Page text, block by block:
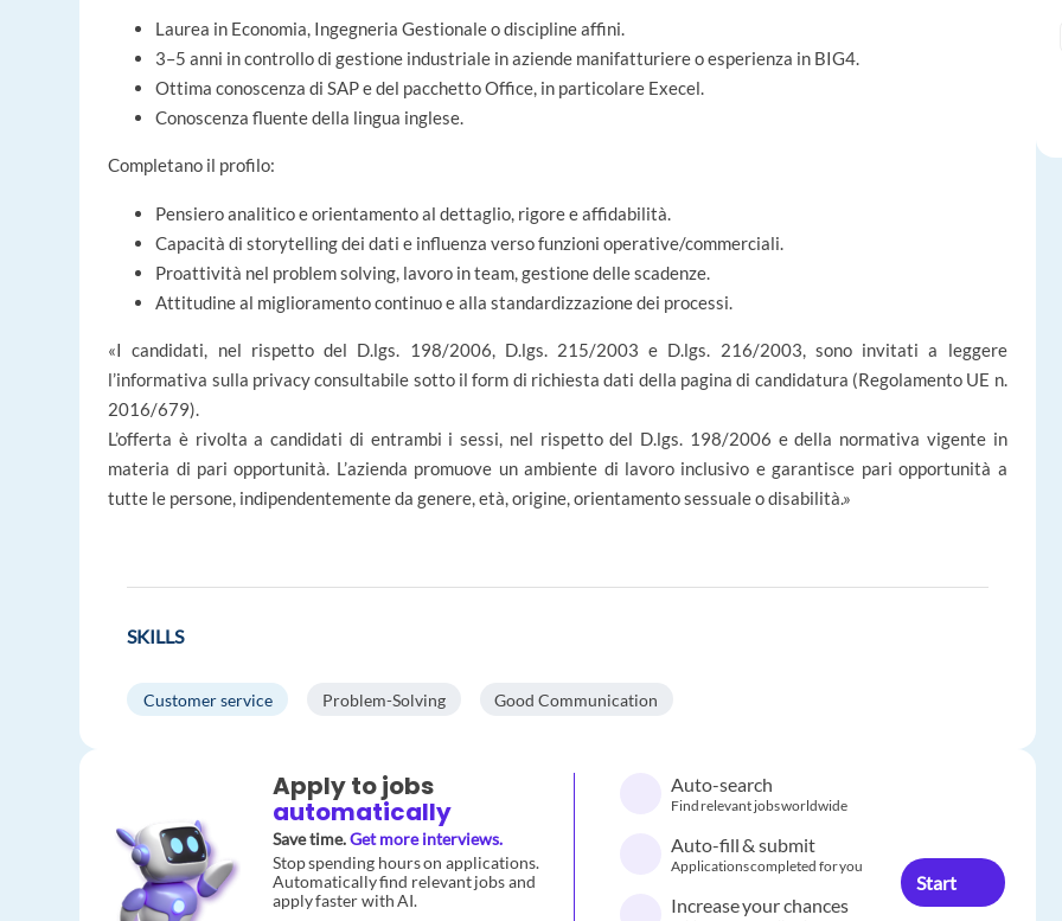
Laurea in Economia, Ingegneria Gestionale o discipline affini.
3–5 anni in controllo di gestione industriale in aziende manifatturiere o esperienza in BIG4.
Ottima conoscenza di SAP e del pacchetto Office, in particolare Execel.
Conoscenza fluente della lingua inglese.
Completano il profilo:
Pensiero analitico e orientamento al dettaglio, rigore e affidabilità.
Capacità di storytelling dei dati e influenza verso funzioni operative/commerciali.
Proattività nel problem solving, lavoro in team, gestione delle scadenze.
Attitudine al miglioramento continuo e alla standardizzazione dei processi.
«I candidati, nel rispetto del D.lgs. 198/2006, D.lgs. 215/2003 e D.lgs. 216/2003, sono invitati a leggere
l’informativa sulla privacy consultabile sotto il form di richiesta dati della pagina di candidatura (Regolamento UE n.
2016/679).
L’offerta è rivolta a candidati di entrambi i sessi, nel rispetto del D.lgs. 198/2006 e della normativa vigente in
materia di pari opportunità. L’azienda promuove un ambiente di lavoro inclusivo e garantisce pari opportunità a
tutte le persone, indipendentemente da genere, età, origine, orientamento sessuale o disabilità.»
SKILLS
Customer service Problem-Solving Good Communication
Apply to jobs
automatically
Save time.Get more interviews.
Stop spending hours on applications.
Automatically find relevant jobs and
apply faster with AI.
Auto-search
Find relevant jobs worldwide
Auto-fill & submit
Applications completed for you
Increase your chances
Start